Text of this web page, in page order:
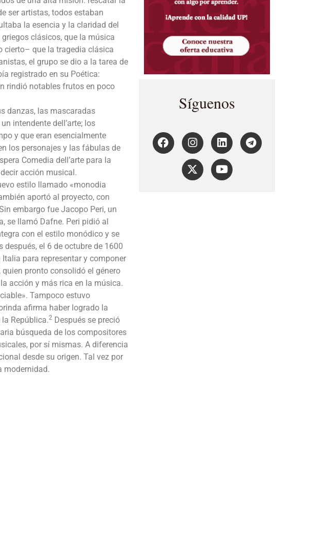
ser artistas, todos estaban
la esencia y la claridad del
clásicos, que la música
cierto– que la tragedia clásica
el grupo se dio a la tarea de
registrado en su Poética:
rindió notables frutos en poco
danzas, las mascaradas
intendente dell’arte; los
y que eran esencialmente
los personajes y las fábulas de
Comedia dell’arte para la
acción musical.
estilo llamado «monodia
aportó al proyecto, con
embargo fue Jacopo Peri, un
se llamó Dafne. Peri pidió al
con el estilo monódico y se
el 6 de octubre de 1600
para representar y componer
pronto consolidó el género
acción y más rica en la música.
Tampoco estuvo
afirma haber logrado la
República.2 Después se preció
búsqueda de los compositores
por sí mismas. A diferencia
desde su origen. Tal vez por
modernidad.
Síguenos